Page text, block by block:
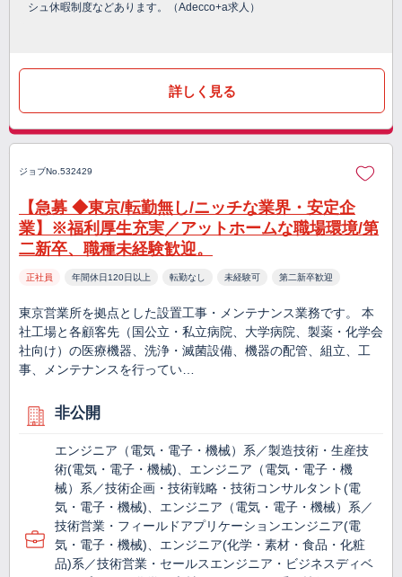
シュ休暇制度などあります。（Adecco+a求人）
詳しく見る
ジョブNo.532429
【急募 ◆東京/転勤無し/ニッチな業界・安定企
業】※福利厚生充実／アットホームな職場環境/第
二新卒、職種未経験歓迎。
正社員 年間休日120日以上 転勤なし 未経験可 第二新卒歓迎
東京営業所を拠点とした設置工事・メンテナンス業務です。 本
社工場と各顧客先（国公立・私立病院、大学病院、製薬・化学会
社向け）の医療機器、洗浄・滅菌設備、機器の配管、組立、工
事、メンテナンスを行ってい…
非公開
エンジニア（電気・電子・機械）系／製造技術・生産技
術(電気・電子・機械)、エンジニア（電気・電子・機
械）系／技術企画・技術戦略・技術コンサルタント(電
気・電子・機械)、エンジニア（電気・電子・機械）系／
技術営業・フィールドアプリケーションエンジニア(電
気・電子・機械)、エンジニア(化学・素材・食品・化粧
品)系／技術営業・セールスエンジニア・ビジネスディベ